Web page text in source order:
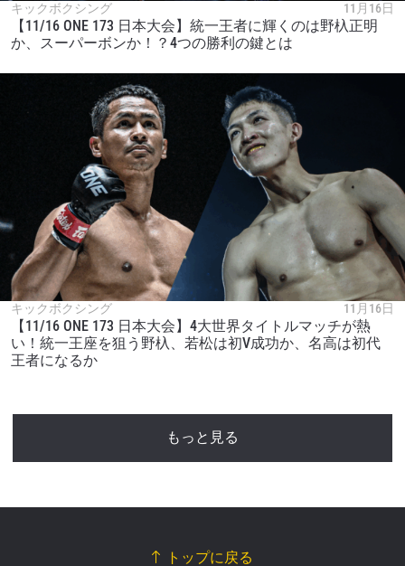
キックボクシング 11月16日
【11/16 ONE 173 日本大会】統一王者に輝くのは野杁正明
か、スーパーボンか！？4つの勝利の鍵とは
キックボクシング 11月16日
【11/16 ONE 173 日本大会】4大世界タイトルマッチが熱
い！統一王座を狙う野杁、若松は初V成功か、名高は初代
王者になるか
もっと見る
トップに戻る